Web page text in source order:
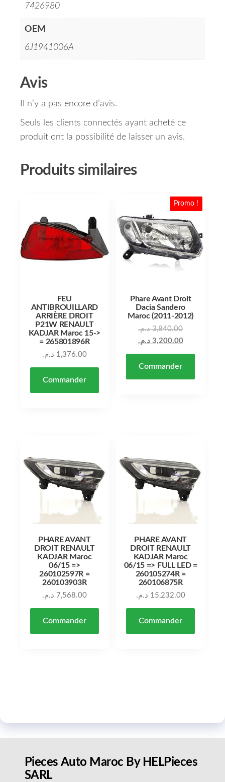
7426980
OEM
6J1941006A
Avis
Il n’y a pas encore d’avis.
Seuls les clients connectés ayant acheté ce
produit ont la possibilité de laisser un avis.
Produits similaires
FEU
ANTIBROUILLARD
ARRIÈRE DROIT
P21W RENAULT
KADJAR Maroc 15->
= 265801896R
1,376.00 د.م.
Commander
Promo !
Phare Avant Droit
Dacia Sandero
Maroc (2011-2012)
3,840.00 د.م.
3,200.00 د.م.
Commander
PHARE AVANT
DROIT RENAULT
KADJAR Maroc
06/15 =>
260102597R =
260103903R
7,568.00 د.م.
Commander
PHARE AVANT
DROIT RENAULT
KADJAR Maroc
06/15 => FULL LED =
260105274R =
260106875R
15,232.00 د.م.
Commander
Pieces Auto Maroc By HELPieces
SARL